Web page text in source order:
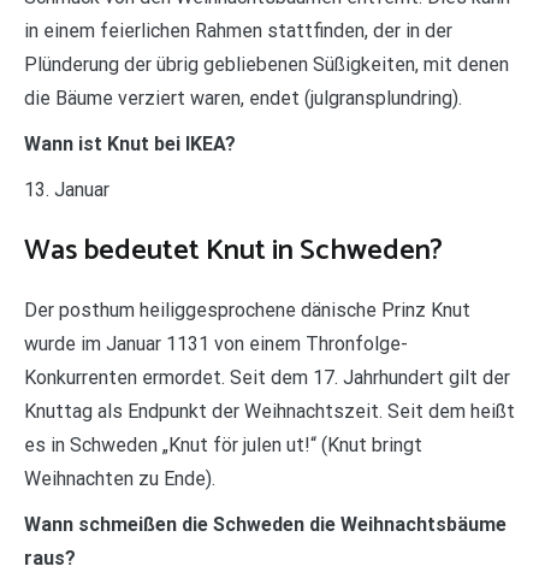
in einem feierlichen Rahmen stattfinden, der in der
Plünderung der übrig gebliebenen Süßigkeiten, mit denen
die Bäume verziert waren, endet (julgransplundring).
Wann ist Knut bei IKEA?
13. Januar
Was bedeutet Knut in Schweden?
Der posthum heiliggesprochene dänische Prinz Knut
wurde im Januar 1131 von einem Thronfolge-
Konkurrenten ermordet. Seit dem 17. Jahrhundert gilt der
Knuttag als Endpunkt der Weihnachtszeit. Seit dem heißt
es in Schweden „Knut för julen ut!“ (Knut bringt
Weihnachten zu Ende).
Wann schmeißen die Schweden die Weihnachtsbäume
raus?